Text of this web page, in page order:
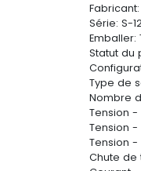
Fabricant:
Série: S-
Emballer:
Statut du
Type de
Nombre
Tension -
Tension -
Tension -
Chute de